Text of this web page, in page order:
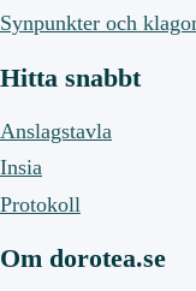
Synpunkter och
Hitta snabbt
Anslagstavla
Insia
Protokoll
Om dorotea.se